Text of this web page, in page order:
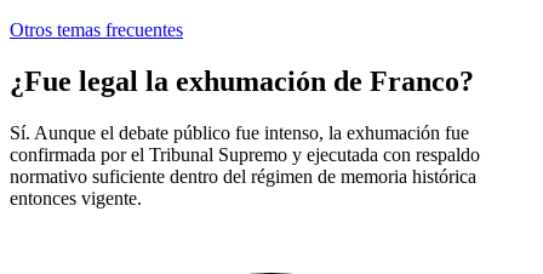
Otros temas frecuentes
¿Fue legal la exhumación de Franco?
Sí. Aunque el debate público fue intenso, la exhumación fue
confirmada por el Tribunal Supremo y ejecutada con respaldo
normativo suficiente dentro del régimen de memoria histórica
entonces vigente.